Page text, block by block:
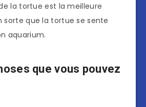
la tortue est la meilleure
sorte que la tortue se sente
aquarium.
que vous pouvez